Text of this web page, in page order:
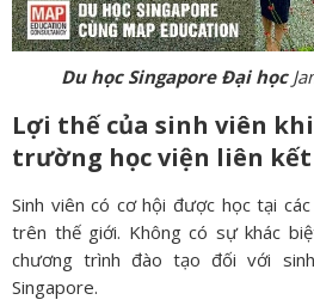
Du học Singapore Đại học
Lợi thế của sinh viên
trường học viện liên kết
Sinh viên có cơ hội được học tại
trên thế giới. Không có sự khác
chương trình đào tạo đối với
Singapore.